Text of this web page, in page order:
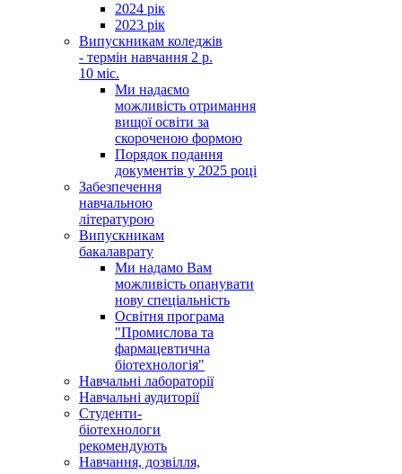
2024 рік
2023 рік
Випускникам коледжів
- термін навчання 2 р.
10 міс.
Ми надаємо
можливість отримання
вищої освіти за
скороченою формою
Порядок подання
документів у 2025 році
Забезпечення
навчальною
літературою
Випускникам
бакалаврату
Ми надамо Вам
можливість опанувати
нову спеціальність
Освітня програма
"Промислова та
фармацевтична
біотехнологія"
Навчальні лабораторії
Навчальні аудиторії
Студенти-
біотехнологи
рекомендують
Навчання, дозвілля,